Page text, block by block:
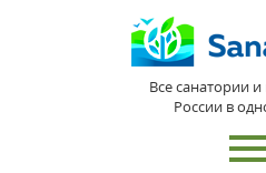
Все санатории
России в